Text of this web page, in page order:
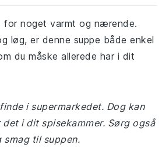
for noget varmt og nærende.
løg, er denne suppe både enkel
du måske allerede har i dit
i supermarkedet. Dog kan
i dit spisekammer. Sørg også
til suppen.